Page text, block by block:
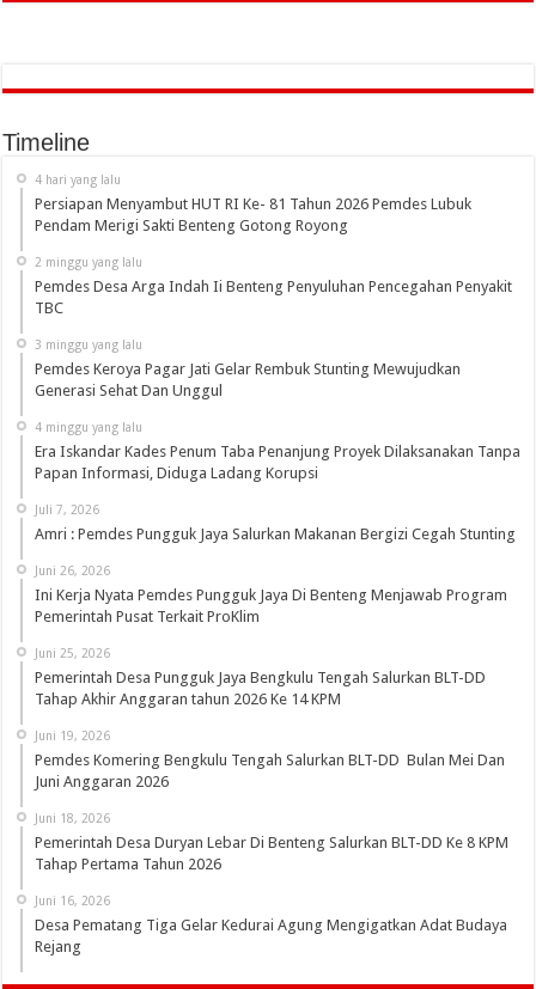
Timeline
4 hari yang lalu
Persiapan Menyambut HUT RI Ke- 81 Tahun 2026 Pemdes Lubuk
Pendam Merigi Sakti Benteng Gotong Royong
2 minggu yang lalu
Pemdes Desa Arga Indah Ii Benteng Penyuluhan Pencegahan Penyakit
TBC
3 minggu yang lalu
Pemdes Keroya Pagar Jati Gelar Rembuk Stunting Mewujudkan
Generasi Sehat Dan Unggul
4 minggu yang lalu
Era Iskandar Kades Penum Taba Penanjung Proyek Dilaksanakan Tanpa
Papan Informasi, Diduga Ladang Korupsi
Juli 7, 2026
Amri : Pemdes Pungguk Jaya Salurkan Makanan Bergizi Cegah Stunting
Juni 26, 2026
Ini Kerja Nyata Pemdes Pungguk Jaya Di Benteng Menjawab Program
Pemerintah Pusat Terkait ProKlim
Juni 25, 2026
Pemerintah Desa Pungguk Jaya Bengkulu Tengah Salurkan BLT-DD
Tahap Akhir Anggaran tahun 2026 Ke 14 KPM
Juni 19, 2026
Pemdes Komering Bengkulu Tengah Salurkan BLT-DD Bulan Mei Dan
Juni Anggaran 2026
Juni 18, 2026
Pemerintah Desa Duryan Lebar Di Benteng Salurkan BLT-DD Ke 8 KPM
Tahap Pertama Tahun 2026
Juni 16, 2026
Desa Pematang Tiga Gelar Kedurai Agung Mengigatkan Adat Budaya
Rejang